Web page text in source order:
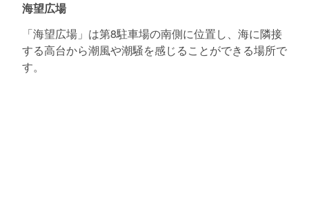
海望広場
「海望広場」は第8駐車場の南側に位置し、海に隣接
する高台から潮風や潮騒を感じることができる場所で
す。